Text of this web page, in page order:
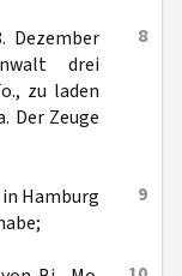
8
Dezember
drei
zu laden
Der Zeuge
9
Hamburg